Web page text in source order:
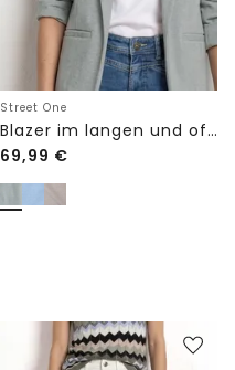
Street One
Blazer im langen und offenen Schnitt
69,99 €